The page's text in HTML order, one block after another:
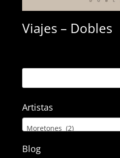
Viajes – Dobles
Artistas
Moretones (2)
Blog